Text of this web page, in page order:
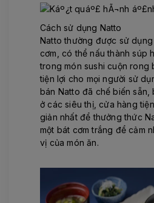
Cách sử dụng Natto
Natto thường được sử
cơm, có thể nấu thành súp
trong món sushi cuộn rong
tiện lợi cho mọi người sử
bán Natto đã chế biến sẵn,
ở các siêu thị, cửa hàng
giản nhất để thưởng thức
một bát cơm trắng để cảm
vị của món ăn.